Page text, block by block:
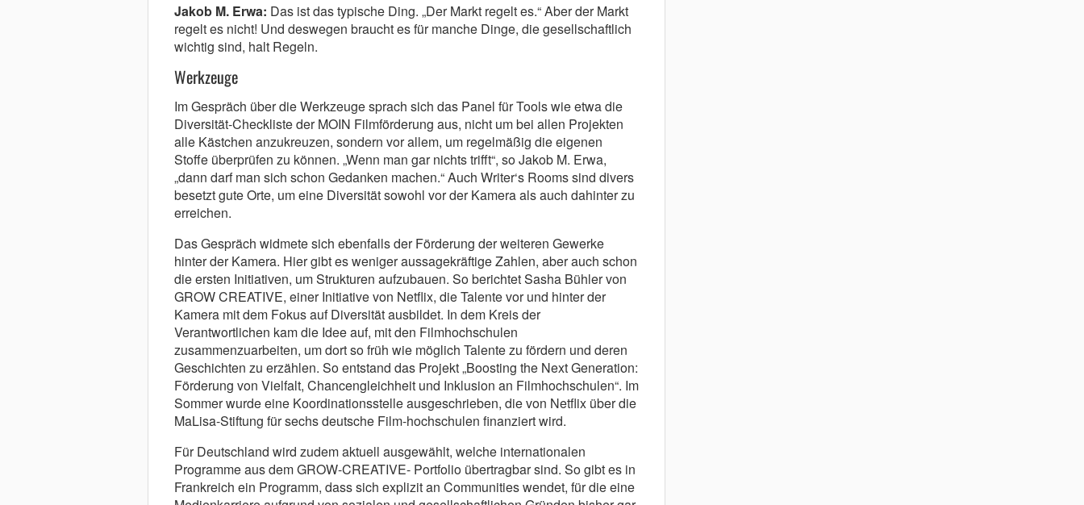
Jakob M. Erwa: Das ist das typische Ding. „Der Markt regelt es.“ Aber der Markt
regelt es nicht! Und deswegen braucht es für manche Dinge, die gesellschaftlich
wichtig sind, halt Regeln.
Werkzeuge
Im Gespräch über die Werkzeuge sprach sich das Panel für Tools wie etwa die
Diversität-Checkliste der MOIN Filmförderung aus, nicht um bei allen Projekten
alle Kästchen anzukreuzen, sondern vor allem, um regelmäßig die eigenen
Stoffe überprüfen zu können. „Wenn man gar nichts trifft“, so Jakob M. Erwa,
„dann darf man sich schon Gedanken machen.“ Auch Writer‘s Rooms sind divers
besetzt gute Orte, um eine Diversität sowohl vor der Kamera als auch dahinter zu
erreichen.
Das Gespräch widmete sich ebenfalls der Förderung der weiteren Gewerke
hinter der Kamera. Hier gibt es weniger aussagekräftige Zahlen, aber auch schon
die ersten Initiativen, um Strukturen aufzubauen. So berichtet Sasha Bühler von
GROW CREATIVE, einer Initiative von Netflix, die Talente vor und hinter der
Kamera mit dem Fokus auf Diversität ausbildet. In dem Kreis der
Verantwortlichen kam die Idee auf, mit den Filmhochschulen
zusammenzuarbeiten, um dort so früh wie möglich Talente zu fördern und deren
Geschichten zu erzählen. So entstand das Projekt „Boosting the Next Generation:
Förderung von Vielfalt, Chancengleichheit und Inklusion an Filmhochschulen“. Im
Sommer wurde eine Koordinationsstelle ausgeschrieben, die von Netflix über die
MaLisa-Stiftung für sechs deutsche Film-hochschulen finanziert wird.
Für Deutschland wird zudem aktuell ausgewählt, welche internationalen
Programme aus dem GROW-CREATIVE- Portfolio übertragbar sind. So gibt es in
Frankreich ein Programm, dass sich explizit an Communities wendet, für die eine